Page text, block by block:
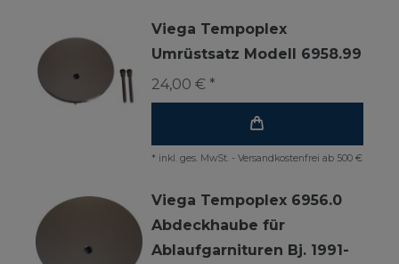
Viega Tempoplex
Umrüstsatz Modell 6958.99
24,00 € *
* inkl. ges. MwSt. - Versandkostenfrei ab 500 €
Viega Tempoplex 6956.0
Abdeckhaube für
Ablaufgarnituren Bj. 1991-